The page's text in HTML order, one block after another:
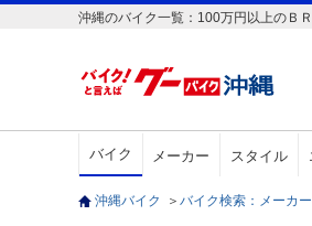
沖縄のバイク一覧：100万円以上のＢ
バイク メーカー スタイル
沖縄バイク ＞ バイク検索：メーカ